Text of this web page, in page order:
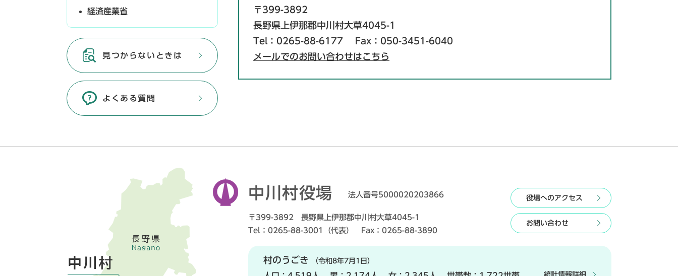
〒399-3892
長野県上伊那郡中川村大草4045-1
Tel：0265-88-6177
Fax：050-3451-6040
メールでのお問い合わせはこちら
経済産業省
見つからないときは
よくある質問
中川村役場 法人番号5000020203866
〒399-3892 長野県上伊那郡中川村大草4045-1
Tel：0265-88-3001（代表） Fax：0265-88-3890
役場へのアクセス
お問い合わせ
村のうごき （令和8年7月1日）
統計情報詳細